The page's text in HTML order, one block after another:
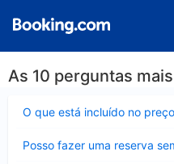
As 10 perguntas
O que está incluído no
Posso fazer uma reserva